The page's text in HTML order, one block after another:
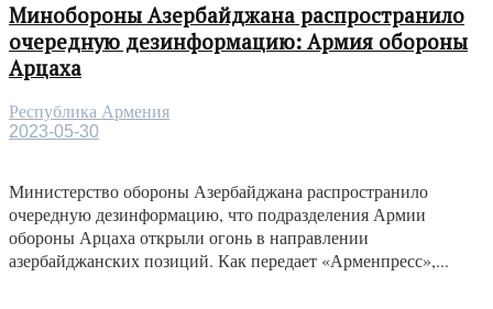
Минобороны Азербайджана распространило
очередную дезинформацию: Армия обороны
Арцаха
Республика Армения
2023-05-30
Министерство обороны Азербайджана распространило
очередную дезинформацию, что подразделения Армии
обороны Арцаха открыли огонь в направлении
азербайджанских позиций. Как передает «Арменпресс»,...